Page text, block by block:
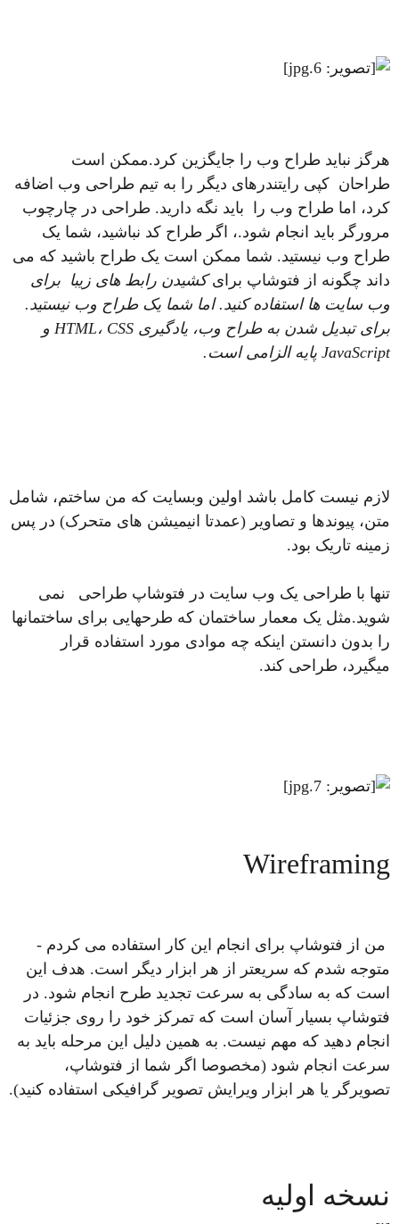
هرگز نباید طراح وب را جایگزین کرد.ممکن است
طراحان کپی رایتندرهای دیگر را به تیم طراحی وب اضافه
کرد، اما طراح وب را باید نگه دارید. طراحی در چارچوب
مرورگر باید انجام شود.، اگر طراح کد نباشید، شما یک
طراح وب نیستید. شما ممکن است یک طراح باشید که می
داند چگونه از فتوشاپ برایکشیدن رابط های زیبا برای
وب سایت ها استفاده کنید. اما شما یک طراح وب نیستید.
برای تبدیل شدن به طراح وب، یادگیری HTML، CSS و
JavaScript پایه الزامی است.
لازم نیست کامل باشد اولین وبسایت که من ساختم، شامل
متن، پیوندها و تصاویر (عمدتا انیمیشن های متحرک) در پس
زمینه تاریک بود.
تنها با طراحی یک وب سایت در فتوشاپ طراحی نمی
شوید.مثل یک معمار ساختمان که طرحهایی برای ساختمانها
را بدون دانستن اینکه چه موادی مورد استفاده قرار
میگیرد، طراحی کند.
Wireframing
من از فتوشاپ برای انجام این کار استفاده می کردم -
متوجه شدم که سریعتر از هر ابزار دیگر است. هدف این
است که به سادگی به سرعت تجدید طرح انجام شود. در
فتوشاپ بسیار آسان است که تمرکز خود را روی جزئیات
انجام دهید که مهم نیست. به همین دلیل این مرحله باید به
سرعت انجام شود (مخصوصا اگر شما از فتوشاپ،
تصویرگر یا هر ابزار ویرایش تصویر گرافیکی استفاده کنید).
نسخه اولیه